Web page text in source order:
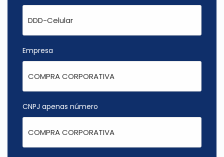
Empresa
CNPJ apenas número